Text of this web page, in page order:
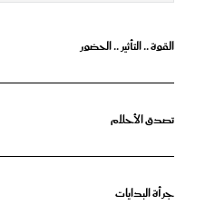
القوة .. التأثير .. الحضور
تصدق الأحلام
جرأة البدايات